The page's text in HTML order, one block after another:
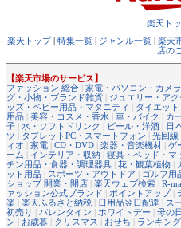
楽天ト
楽天トップ| 特集一覧 | ジャンル一覧 | 楽天
店の
【楽天市場のサービス】
ファッション 総合 | 家電・パソコン・カメ
グ・小物・ブランド雑貨 | ジュエリー・ア
ッズ・ベビー用品・マタニティ | ダイエッ
用品 | 美容・コスメ・香水 | 車・バイク | カ
子 | 水・ソフトドリンク | ビール・洋酒 | 日
ツ | タブレットPC・スマートフォン | 光回線
ィオ | 家電 | CD・DVD | 楽器・音楽機材 | ゲ
ーム | インテリア・収納 | 寝具・ベッド・マ
チン用品・食器・調理器具 | 花・観葉植物 |
ット用品 | スポーツ・アウトドア | ゴルフ用
ショップ 開業・開店 | 楽天ウェブ検索 | R-
ァッション公式ブランド | ポイントアップ|
楽 | 楽天ふるさと納税 | 日用品翌日配達 | ス
初売り | バレンタイン | ホワイトデー | 母の日
ン | お歳暮 | クリスマス | おせち | ランキング